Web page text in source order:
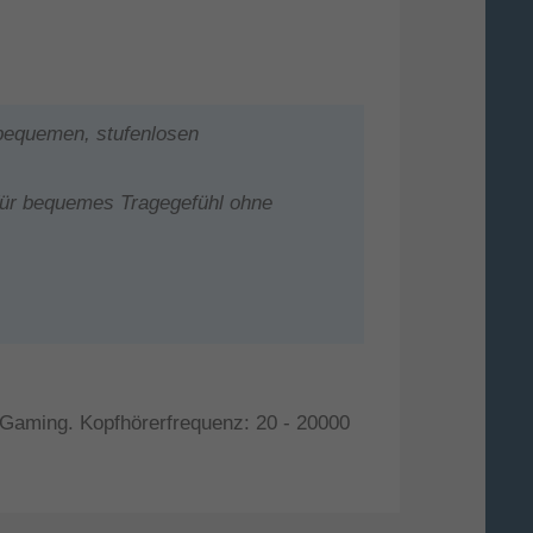
stufenlosen
bequemes Tragegefühl ohne
Kopfhörerfrequenz: 20 - 20000